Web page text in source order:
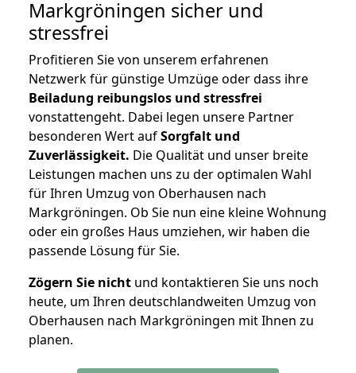
Markgröningen sicher und
stressfrei
Profitieren Sie von unserem erfahrenen
Netzwerk für günstige Umzüge oder dass ihre
Beiladung reibungslos und stressfrei
vonstattengeht. Dabei legen unsere Partner
besonderen Wert aufSorgfalt und
Zuverlässigkeit. Die Qualität und unser breite
Leistungen machen uns zu der optimalen Wahl
für Ihren Umzug von Oberhausen nach
Markgröningen. Ob Sie nun eine kleine Wohnung
oder ein großes Haus umziehen, wir haben die
passende Lösung für Sie.
Zögern Sie nicht und kontaktieren Sie uns noch
heute, um Ihren deutschlandweiten Umzug von
Oberhausen nach Markgröningen mit Ihnen zu
planen.